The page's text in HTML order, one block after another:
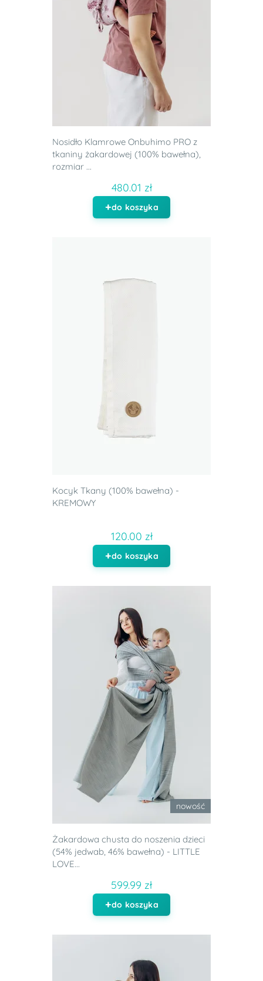
Nosidło Klamrowe Onbuhimo PRO z
tkaniny żakardowej (100% bawełna),
rozmiar ...
480.01 zł
do koszyka
Kocyk Tkany (100% bawełna) -
KREMOWY
120.00 zł
do koszyka
nowość
Żakardowa chusta do noszenia dzieci
(54% jedwab, 46% bawełna) - LITTLE
LOVE...
599.99 zł
do koszyka